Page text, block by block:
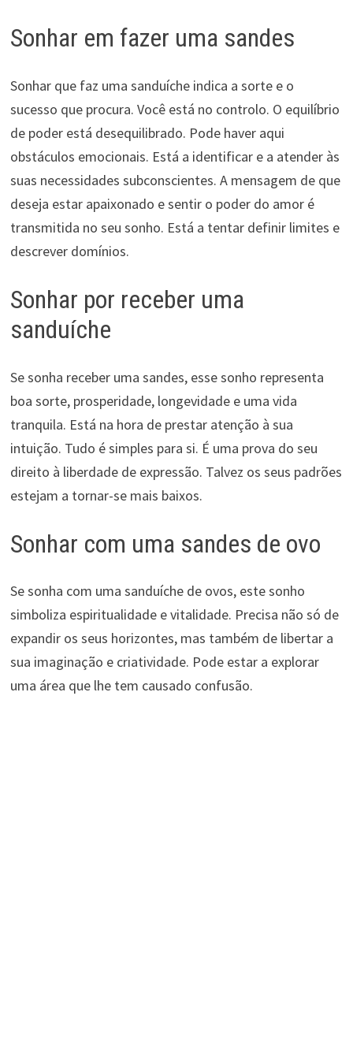
Sonhar em fazer uma sandes
Sonhar que faz uma sanduíche indica a sorte e o
sucesso que procura. Você está no controlo. O equilíbrio
de poder está desequilibrado. Pode haver aqui
obstáculos emocionais. Está a identificar e a atender às
suas necessidades subconscientes. A mensagem de que
deseja estar apaixonado e sentir o poder do amor é
transmitida no seu sonho. Está a tentar definir limites e
descrever domínios.
Sonhar por receber uma
sanduíche
Se sonha receber uma sandes, esse sonho representa
boa sorte, prosperidade, longevidade e uma vida
tranquila. Está na hora de prestar atenção à sua
intuição. Tudo é simples para si. É uma prova do seu
direito à liberdade de expressão. Talvez os seus padrões
estejam a tornar-se mais baixos.
Sonhar com uma sandes de ovo
Se sonha com uma sanduíche de ovos, este sonho
simboliza espiritualidade e vitalidade. Precisa não só de
expandir os seus horizontes, mas também de libertar a
sua imaginação e criatividade. Pode estar a explorar
uma área que lhe tem causado confusão.